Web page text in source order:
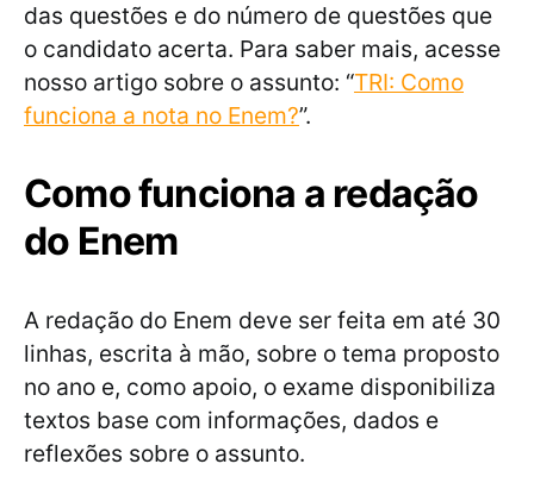
das questões e do número de questões que
o candidato acerta. Para saber mais, acesse
nosso artigo sobre o assunto: “TRI: Como
funciona a nota no Enem?”.
Como funciona a redação
do Enem
A redação do Enem deve ser feita em até 30
linhas, escrita à mão, sobre o tema proposto
no ano e, como apoio, o exame disponibiliza
textos base com informações, dados e
reflexões sobre o assunto.